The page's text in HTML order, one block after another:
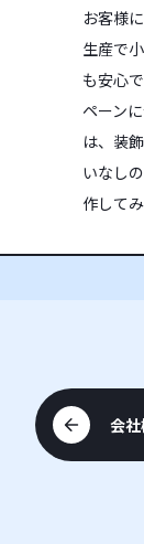
お客様
生産で
も安心
ペーン
は、装
いなし
作して
会